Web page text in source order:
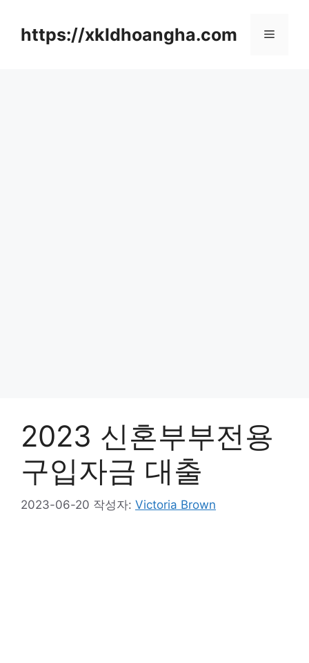
https://xkldhoangha.com 메
2023 신혼부부전용
구입자금 대출
2023-06-20 작성자: Victoria Brown